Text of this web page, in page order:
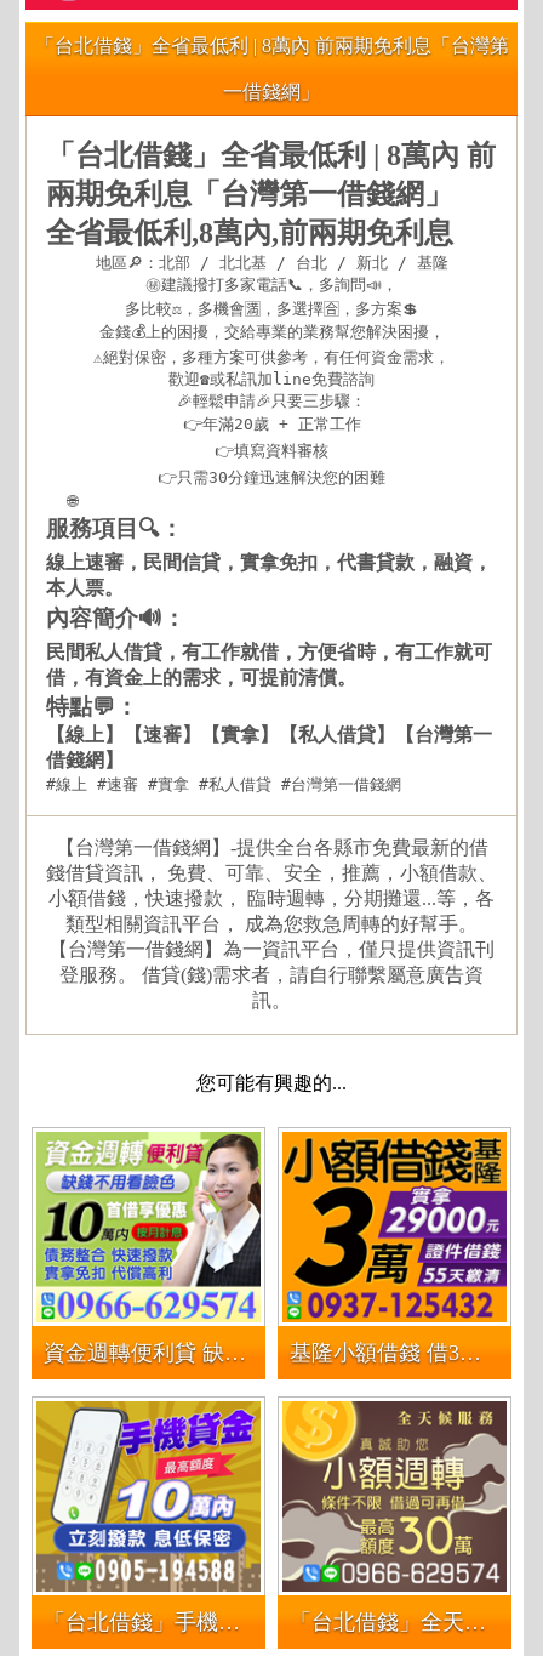
「台北借錢」全省最低利 | 8萬內 前兩期免利息「台灣第
一借錢網」
「台北借錢」全省最低利 | 8萬內 前
兩期免利息「台灣第一借錢網」
全省最低利,8萬內,前兩期免利息
地區🔎：北部 / 北北基 / 台北 / 新北 / 基隆
㊙建議撥打多家電話📞，多詢問📣，
多比較⚖，多機會🈵，多選擇🈴，多方案💲
金錢💰上的困擾，交給專業的業務幫您解決困擾，
⚠️絕對保密，多種方案可供參考，有任何資金需求，
歡迎☎️或私訊加line免費諮詢
🎉輕鬆申請🎉只要三步驟：
👉年滿20歲 + 正常工作
👉填寫資料審核
👉只需30分鐘迅速解決您的困難
🌐https://xn--nwqv6gj47avy5a.com/north.html
服務項目🔍：
線上速審，民間信貸，實拿免扣，代書貸款，融資，
本人票。
內容簡介🔊：
民間私人借貸，有工作就借，方便省時，有工作就可
借，有資金上的需求，可提前清償。
特點💬：
【線上】【速審】【實拿】【私人借貸】【台灣第一
借錢網】
#線上 #速審 #實拿 #私人借貸 #台灣第一借錢網
【台灣第一借錢網】-提供全台各縣市免費最新的借
錢借貸資訊， 免費、可靠、安全，推薦，小額借款、
小額借錢，快速撥款， 臨時週轉，分期攤還...等，各
類型相關資訊平台， 成為您救急周轉的好幫手。
【台灣第一借錢網】為一資訊平台，僅只提供資訊刊
登服務。 借貸(錢)需求者，請自行聯繫屬意廣告資
訊。
您可能有興趣的...
資金週轉便利貸 缺錢不用看本色 | 10萬內 首借享優惠按月計息 實拿免扣代償高利 基隆小額借錢 借3萬實拿29000 | 55天繳清 證件借錢
「台北借錢」手機貸金 | 最高額度10萬內 立即撥款 息低保密「台灣第一借錢網」 「台北借錢」全天候服務 真誠祝您 小額週轉 | 最高額度30萬 條件不限 借過可在借「台灣第一借錢網」